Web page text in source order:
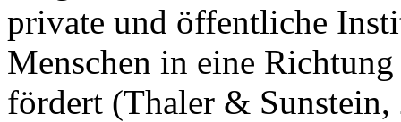
private und öffentliche
Menschen in eine
fördert (Thaler &